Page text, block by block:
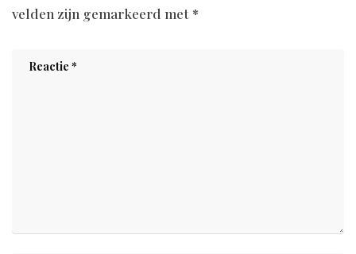
velden zijn gemarkeerd met *